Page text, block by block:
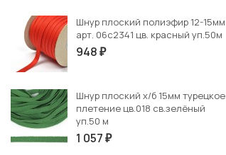
Шнур плоский полиэфир 12-15мм
арт. 06с2341 цв. красный уп.50м
948 ₽
Шнур плоский х/б 15мм турецкое
плетение цв.018 св.зелёный
уп.50 м
1 057 ₽